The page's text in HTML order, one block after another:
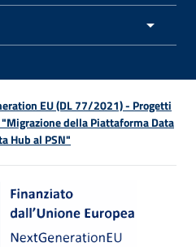
EU (DL 77/2021) - Progetti
della Piattaforma Data
Hub al PSN"